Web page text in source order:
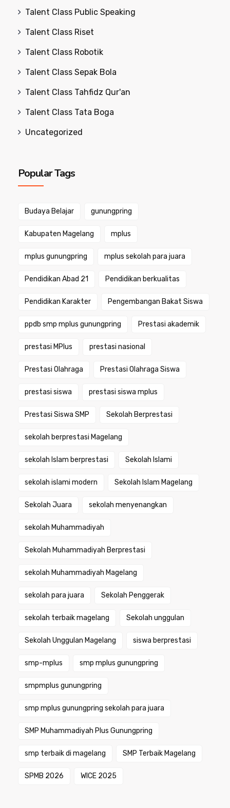
Talent Class Public Speaking
Talent Class Riset
Talent Class Robotik
Talent Class Sepak Bola
Talent Class Tahfidz Qur'an
Talent Class Tata Boga
Uncategorized
Popular Tags
Budaya Belajar gunungpring
Kabupaten Magelang mplus
mplus gunungpring mplus sekolah para juara
Pendidikan Abad 21 Pendidikan berkualitas
Pendidikan Karakter Pengembangan Bakat Siswa
ppdb smp mplus gunungpring Prestasi akademik
prestasi MPlus prestasi nasional
Prestasi Olahraga Prestasi Olahraga Siswa
prestasi siswa prestasi siswa mplus
Prestasi Siswa SMP Sekolah Berprestasi
sekolah berprestasi Magelang
sekolah Islam berprestasi Sekolah Islami
sekolah islami modern Sekolah Islam Magelang
Sekolah Juara sekolah menyenangkan
sekolah Muhammadiyah
Sekolah Muhammadiyah Berprestasi
sekolah Muhammadiyah Magelang
sekolah para juara Sekolah Penggerak
sekolah terbaik magelang Sekolah unggulan
Sekolah Unggulan Magelang siswa berprestasi
smp-mplus smp mplus gunungpring
smpmplus gunungpring
smp mplus gunungpring sekolah para juara
SMP Muhammadiyah Plus Gunungpring
smp terbaik di magelang SMP Terbaik Magelang
SPMB 2026 WICE 2025